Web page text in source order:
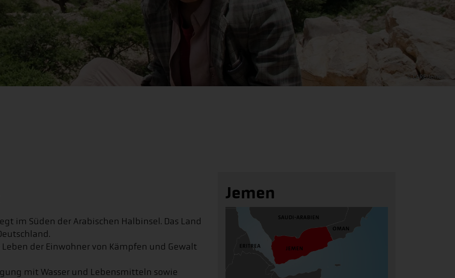
© CARE/Jemen
im Süden der Arabischen Halbinsel. Das Land
der Einwohner von Kämpfen und Gewalt
mit Wasser und Lebensmitteln sowie
Jemen